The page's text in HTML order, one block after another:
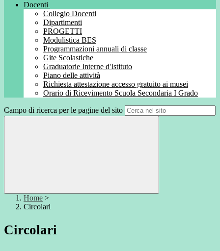
Docenti
Collegio Docenti
Dipartimenti
PROGETTI
Modulistica BES
Programmazioni annuali di classe
Gite Scolastiche
Graduatorie Interne d'Istituto
Piano delle attività
Richiesta attestazione accesso gratuito ai musei
Orario di Ricevimento Scuola Secondaria I Grado
Campo di ricerca per le pagine del sito
Home >
Circolari
Circolari